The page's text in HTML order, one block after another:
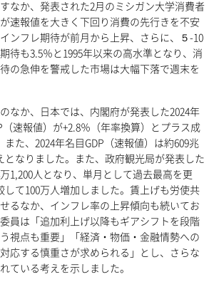
なか、発表された2月のミシガン大学消費者
速報値を大きく下回り消費の先行きを不安
ンフレ期待が前月から上昇、さらに、５-10
待も3.5％と1995年以来の高水準となり、消
の急伸を警戒した市場は大幅下落で週末を
なか、日本では、内閣府が発表した2024年
（速報値）が+2.8％（年率換算）とプラス成
た、2024年名目GDP（速報値）は約609兆
となりました。また、政府観光局が発表した
1,200人となり、単月として過去最高を更
して100万人増加しました。賃上げも労使共
るなか、インフレ率の上昇傾向も続いてお
員は「追加利上げ以降もギアシフトを段階
視点も重要」「経済・物価・金融情勢への
応する慎重さが求められる」とし、さらな
ている考えを示しました。